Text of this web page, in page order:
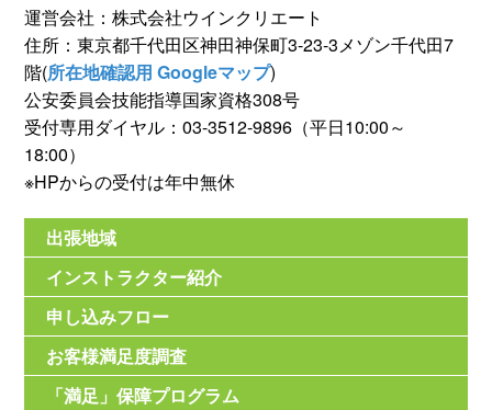
運営会社：株式会社ウインクリエート
住所：東京都千代田区神田神保町3-23-3メゾン千代田7
階(所在地確認用 Googleマップ)
公安委員会技能指導国家資格308号
受付専用ダイヤル：03-3512-9896（平日10:00～
18:00）
※HPからの受付は年中無休
出張地域
インストラクター紹介
申し込みフロー
お客様満足度調査
「満足」保障プログラム